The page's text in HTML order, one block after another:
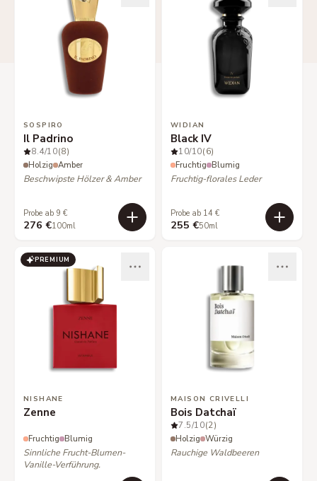
SOSPIRO
Il Padrino
8.4/10(8)
Holzig Amber
Beschwipste Hölzer & Amber
Probe ab 9 €
276 €100ml
WIDIAN
Black IV
10/10(6)
Fruchtig Blumig
Fruchtig-florales Leder
Probe ab 14 €
255 €50ml
PREMIUM
NISHANE
Zenne
Fruchtig Blumig
Sinnliche Frucht-Blumen-
Vanille-Verführung.
MAISON CRIVELLI
Bois Datchaï
7.5/10(2)
Holzig Würzig
Rauchige Waldbeeren